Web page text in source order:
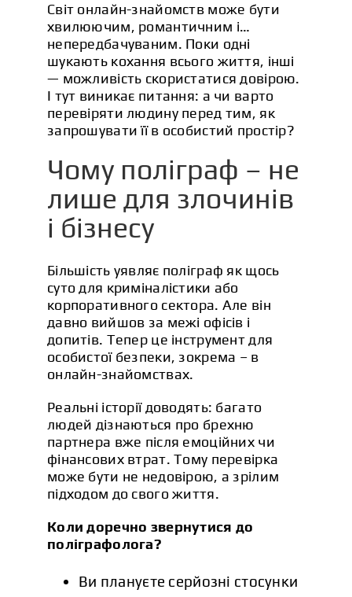
Світ онлайн-знайомств може бути
хвилюючим, романтичним і…
непередбачуваним. Поки одні
шукають кохання всього життя, інші
— можливість скористатися довірою.
І тут виникає питання: а чи варто
перевіряти людину перед тим, як
запрошувати її в особистий простір?
Чому поліграф – не
лише для злочинів
і бізнесу
Більшість уявляє поліграф як щось
суто для криміналістики або
корпоративного сектора. Але він
давно вийшов за межі офісів і
допитів. Тепер це інструмент для
особистої безпеки, зокрема – в
онлайн-знайомствах.
Реальні історії доводять: багато
людей дізнаються про брехню
партнера вже після емоційних чи
фінансових втрат. Тому перевірка
може бути не недовірою, а зрілим
підходом до свого життя.
Коли доречно звернутися до
поліграфолога?
Ви плануєте серйозні стосунки